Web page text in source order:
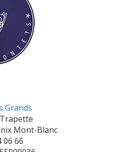
Grands
Mont-Blanc
06 66